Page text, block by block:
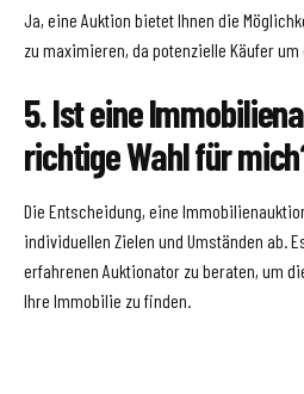
Ja, eine Auktion bietet Ihnen die
zu maximieren, da potenzielle Käufer
5. Ist eine
richtige Wahl für
Die Entscheidung, eine
individuellen Zielen und Umständen ab.
erfahrenen Auktionator zu beraten, um
Ihre Immobilie zu finden.